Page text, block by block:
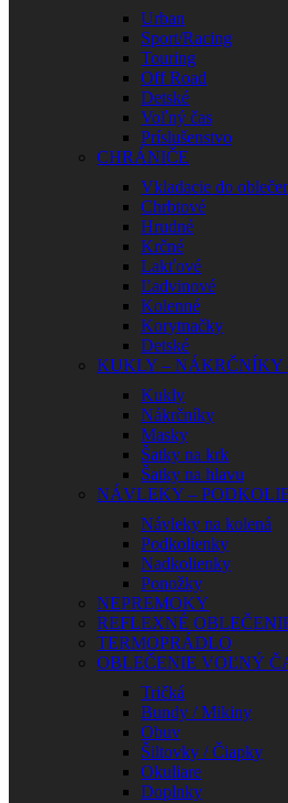
Urban
Sport/Racing
Touring
Off Road
Detské
Voľný čas
Príslušenstvo
CHRÁNIČE
Vkladacie do
Chrbtové
Hrudné
Krčné
Lakťové
Ľadvinové
Kolenné
Korytnačky
Detské
KUKLY – NÁKRČNÍKY
Kukly
Nákrčníky
Masky
Šatky na krk
Šatky na hlavu
NÁVLEKY –
Návleky na kolená
Podkolienky
Nadkolienky
Ponožky
NEPREMOKY
REFLEXNÉ
TERMOPRÁDLO
OBLEČENIE VOĽNÝ
Tričká
Bundy / Mikiny
Obuv
Šiltovky / Čiapky
Okuliare
Doplnky